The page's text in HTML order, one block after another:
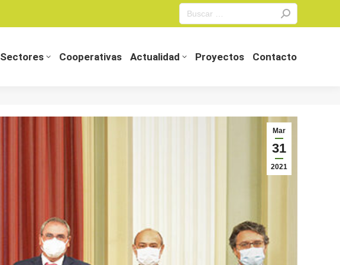
Search:
Sectores Cooperativas Actualidad Proyectos Contacto
Mar
31
2021
Actualidad Proyectos Contacto